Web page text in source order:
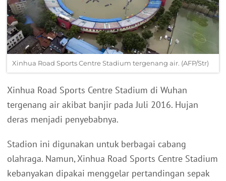
Xinhua Road Sports Centre Stadium tergenang air. (AFP/Str)
Xinhua Road Sports Centre Stadium di Wuhan
tergenang air akibat banjir pada Juli 2016. Hujan
deras menjadi penyebabnya.
Stadion ini digunakan untuk berbagai cabang
olahraga. Namun, Xinhua Road Sports Centre Stadium
kebanyakan dipakai menggelar pertandingan sepak